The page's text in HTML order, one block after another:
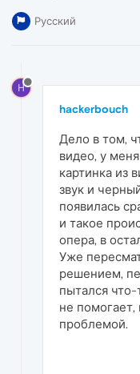
Русский
H
hackerbouch
Дело в том,
видео, у
картинка из
звук и
появилась
и такое
опера, в
Уже
решением,
пытался что-
не
проблемой.